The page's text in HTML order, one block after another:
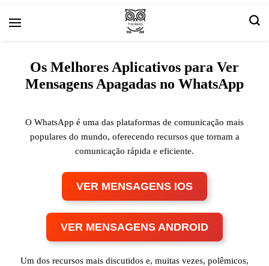
Tirinha.com
Os Melhores Aplicativos para Ver
Mensagens Apagadas no WhatsApp
O WhatsApp é uma das plataformas de comunicação mais
populares do mundo, oferecendo recursos que tornam a
comunicação rápida e eficiente.
VER MENSAGENS IOS
VER MENSAGENS ANDROID
Um dos recursos mais discutidos e, muitas vezes, polêmicos,